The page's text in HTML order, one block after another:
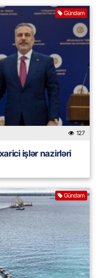
Gündəm
127
işlər nazirləri
Gündəm